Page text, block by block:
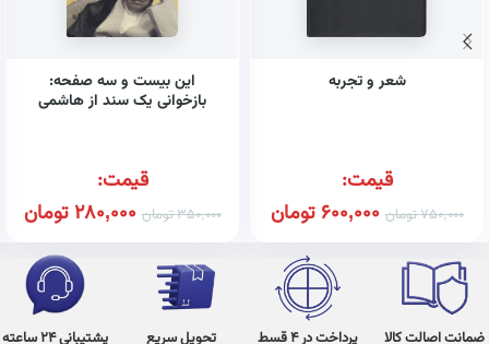
شعر و تجربه
قیمت:
750,000تومان 600,000 تومان
این بیست و سه صفحه:
بازخوانی یک سند از هاشمی
قیمت:
350,000تومان 280,000تومان
ضمانت اصالت کالا پرداخت در 4 قسط تحویل سریع پشتیبانی 24 ساعته